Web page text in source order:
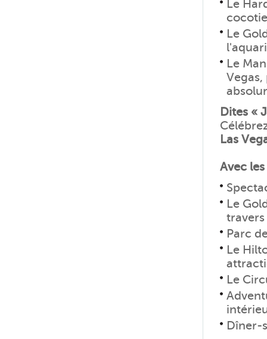
Le
Le
Le
Vegas,
Dites «
Las
Avec
Le
Parc
Le
Le
Dîner-